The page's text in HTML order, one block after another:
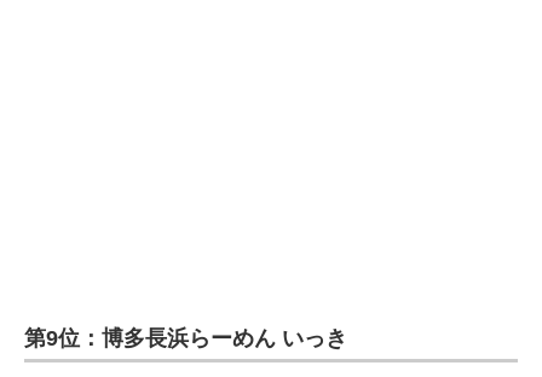
製造業のIT導入・活用を支援
第9位：博多長浜らーめん いっき